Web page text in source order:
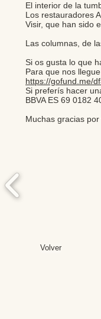
El interior de la
Los restauradores
Visir, que han sido
Las columnas, de
Si os gusta lo que
Para que nos
https://gofund.me/
Si preferís hacer
BBVA ES 69 0182
Muchas gracias por
Volver